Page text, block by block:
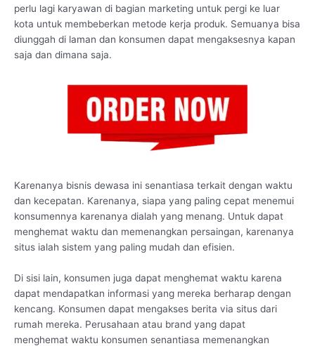
perlu lagi karyawan di bagian marketing untuk pergi ke luar
kota untuk membeberkan metode kerja produk. Semuanya bisa
diunggah di laman dan konsumen dapat mengaksesnya kapan
saja dan dimana saja.
Karenanya bisnis dewasa ini senantiasa terkait dengan waktu
dan kecepatan. Karenanya, siapa yang paling cepat menemui
konsumennya karenanya dialah yang menang. Untuk dapat
menghemat waktu dan memenangkan persaingan, karenanya
situs ialah sistem yang paling mudah dan efisien.
Di sisi lain, konsumen juga dapat menghemat waktu karena
dapat mendapatkan informasi yang mereka berharap dengan
kencang. Konsumen dapat mengakses berita via situs dari
rumah mereka. Perusahaan atau brand yang dapat
menghemat waktu konsumen senantiasa memenangkan